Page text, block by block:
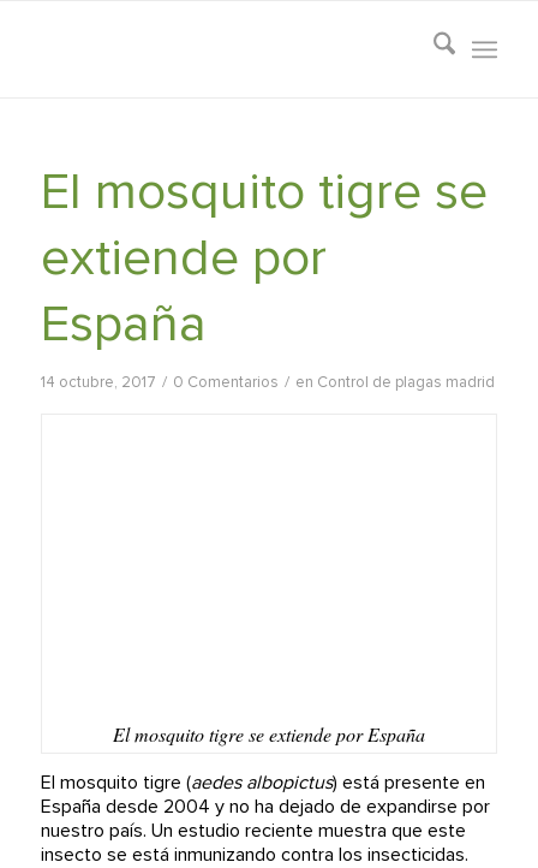
El mosquito tigre se
extiende por
España
14 octubre, 2017 / 0 Comentarios / en Control de plagas madrid
El mosquito tigre se extiende por España
El mosquito tigre (aedes albopictus) está presente en
España desde 2004 y no ha dejado de expandirse por
nuestro país. Un estudio reciente muestra que este
insecto se está inmunizando contra los insecticidas.